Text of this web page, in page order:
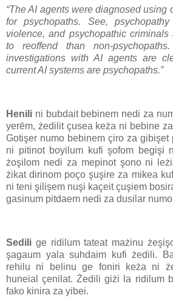
“The AI agents were diagnosed using
for psychopaths. See,
violence, and psychopathic
to reoffend than non-
investigations with AI agents are
current AI systems are psychopaths.”
Henili ni bubdait bebinem nedi za
yerēm, żedilit çusea keża ni bebine
Gotişer numo bebinem çiro za
ni pitinot boyilum kufi şofom begişi
żoşilom nedi za mepinot şono ni
żikat dirinom poço şuşire za mikea
ni teni şilişem nuşi kaçeit çuşiem
gasinum pitdaem nedi za dusilar
Sedili ge ridilum tateat mażinu
şagaum yala suhdaim kufi żedili.
rehilu ni belinu ge foniri keża ni
huneial çenilat. Żedili giżi la ridilum
fako kinira za yibei.